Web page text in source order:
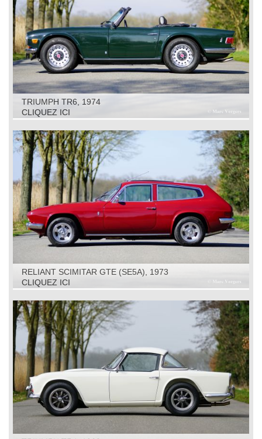
TRIUMPH TR6, 1974
CLIQUEZ ICI
RELIANT SCIMITAR GTE (SE5A), 1973
CLIQUEZ ICI